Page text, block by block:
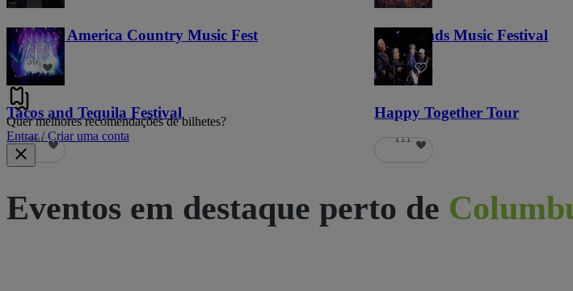
Voices of America Country Music Fest
36
Lost Lands Music Festival
121
Tacos and Tequila Festival
690
Happy Together Tour
111
Quer melhores recomendações de bilhetes?
Entrar / Criar uma conta
Eventos em destaque perto de